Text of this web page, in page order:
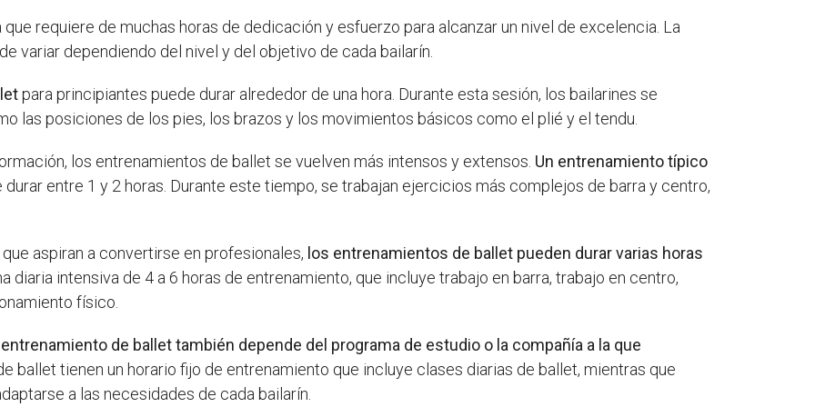
requiere de muchas horas de dedicación y esfuerzo para alcanzar un nivel de excelencia. La
variar dependiendo del nivel y del objetivo de cada bailarín.
para principiantes puede durar alrededor de una hora. Durante esta sesión, los bailarines se
las posiciones de los pies, los brazos y los movimientos básicos como el plié y el tendu.
los entrenamientos de ballet se vuelven más intensos y extensos. Un entrenamiento típico
entre 1 y 2 horas. Durante este tiempo, se trabajan ejercicios más complejos de barra y centro,
aspiran a convertirse en profesionales, los entrenamientos de ballet pueden durar varias horas
diaria intensiva de 4 a 6 horas de entrenamiento, que incluye trabajo en barra, trabajo en centro,
físico.
de ballet también depende del programa de estudio o la compañía a la que
ballet tienen un horario fijo de entrenamiento que incluye clases diarias de ballet, mientras que
a las necesidades de cada bailarín.